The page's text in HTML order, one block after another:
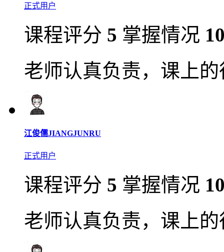
正式用户
课程评分 5 掌握情况
老师认真负责，课上的
江俊儒JIANGJUNRU
正式用户
课程评分 5 掌握情况
老师认真负责，课上的